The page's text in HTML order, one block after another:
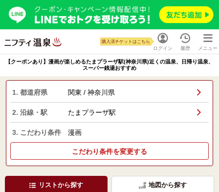
ログイン
購入済チケットはこちら
履歴 メニュー
【クーポンあり】漫画が楽しめるたまプラーザ駅(神奈川県)近くの温泉、日帰り温泉、
スーパー銭湯おすすめ
1. 都道府県 関東 / 神奈川県
2. 沿線・駅 たまプラーザ駅
3. こだわり条件 漫画
こだわり条件を変更する
リストから探す 地図から探す